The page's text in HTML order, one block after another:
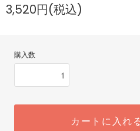
3,520円(税込)
購入数
カートに入れ